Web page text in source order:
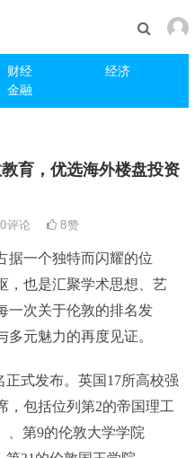
财经
经济
金融
育，优选海外楼盘投资
评论 8赞
据一个独特而闪耀的位
，也是汇聚学术思想、艺
一次关于伦敦的排名发
元魅力的再度见证。
正式发布。英国17所高校强
，包括位列第2的帝国理工
、第9的伦敦大学学院